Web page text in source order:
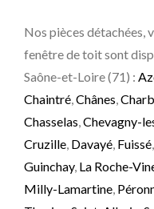
Nos pièces détachées,
fenêtre de toit sont
Saône-et-Loire (71) :
Chaintré, Chânes
Chasselas Chevagny-
Cruzille, Davayé, Fuissé,
Guinchay, La Roche-
Milly-Lamartine,